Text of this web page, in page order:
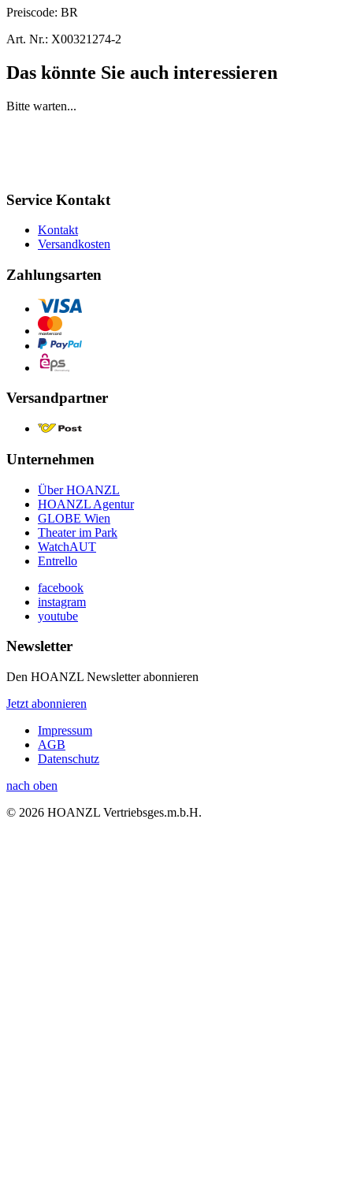
Preiscode: BR
Art. Nr.: X00321274-2
Das könnte Sie auch interessieren
Bitte warten...
Service Kontakt
Kontakt
Versandkosten
Zahlungsarten
Versandpartner
Unternehmen
Über HOANZL
HOANZL Agentur
GLOBE Wien
Theater im Park
WatchAUT
Entrello
facebook
instagram
youtube
Newsletter
Den HOANZL Newsletter abonnieren
Jetzt abonnieren
Impressum
AGB
Datenschutz
nach oben
© 2026 HOANZL Vertriebsges.m.b.H.